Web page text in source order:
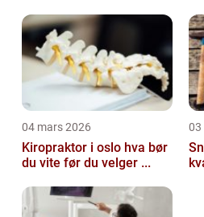
04 mars 2026
Kiropraktor i oslo hva bør
du vite før du velger ...
03